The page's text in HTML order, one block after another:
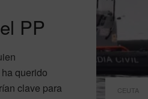
PP
querido
clave para
CEUTA